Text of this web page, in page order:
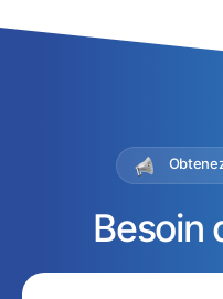
Besoin